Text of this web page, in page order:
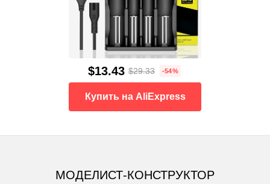
$13.43 $29.33 -54%
Купить на AliExpress
МОДЕЛИСТ-КОНСТРУКТОР